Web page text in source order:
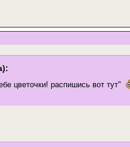
цветочки! распишись вот тут"